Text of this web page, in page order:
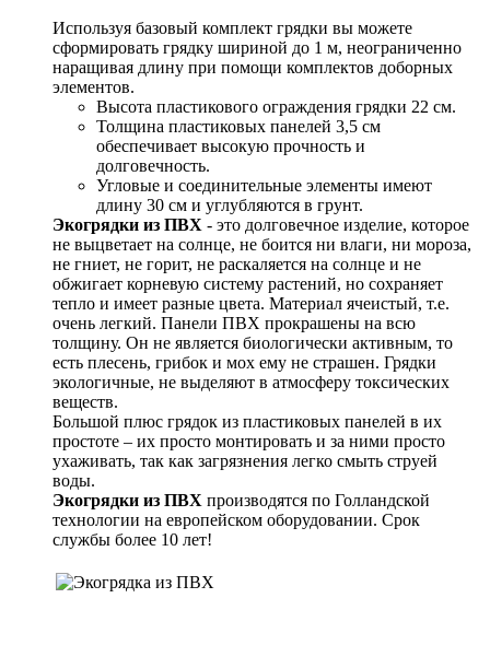
Используя базовый комплект грядки вы можете
сформировать грядку шириной до 1 м, неограниченно
наращивая длину при помощи комплектов доборных
элементов.
Высота пластикового ограждения грядки 22 см.
Толщина пластиковых панелей 3,5 см
обеспечивает высокую прочность и
долговечность.
Угловые и соединительные элементы имеют
длину 30 см и углубляются в грунт.
Экогрядки из ПВХ - это долговечное изделие, которое
не выцветает на солнце, не боится ни влаги, ни мороза,
не гниет, не горит, не раскаляется на солнце и не
обжигает корневую систему растений, но сохраняет
тепло и имеет разные цвета. Материал ячеистый, т.е.
очень легкий. Панели ПВХ прокрашены на всю
толщину. Он не является биологически активным, то
есть плесень, грибок и мох ему не страшен. Грядки
экологичные, не выделяют в атмосферу токсических
веществ.
Большой плюс грядок из пластиковых панелей в их
простоте – их просто монтировать и за ними просто
ухаживать, так как загрязнения легко смыть струей
воды.
Экогрядки из ПВХ производятся по Голландской
технологии на европейском оборудовании. Срок
службы более 10 лет!